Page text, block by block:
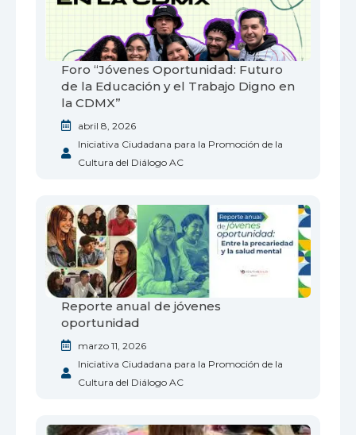
Foro “Jóvenes Oportunidad: Futuro
de la Educación y el Trabajo Digno en
la CDMX”
abril 8, 2026
Iniciativa Ciudadana para la Promoción de la
Cultura del Diálogo AC
Reporte anual de jóvenes
oportunidad
marzo 11, 2026
Iniciativa Ciudadana para la Promoción de la
Cultura del Diálogo AC